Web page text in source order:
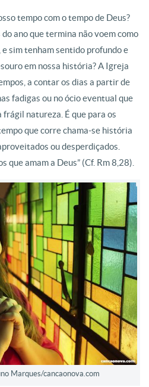
tempo com o tempo de Deus?
ano que termina não voem como
e sim tenham sentido profundo e
em nossa história? A Igreja
a contar os dias a partir de
fadigas ou no ócio eventual que
natureza. É que para os
que corre chama-se história
ou desperdiçados.
que amam a Deus” (Cf. Rm 8,28).
Marques/cancaonova.com